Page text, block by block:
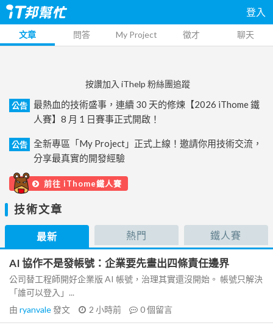
登入
文章 問答 My Project 徵才 聊天
按讚加入 iThelp 粉絲團追蹤
公告
最熱血的技術盛事，連續 30 天的修煉【2026 iThome 鐵
人賽】8 月 1 日賽事正式開啟！
公告
全新專區「My Project」正式上線！邀請你用技術交流，
分享最真實的開發經驗
前往 iThome鐵人賽
技術文章
最新 熱門 鐵人賽
AI 協作不是發帳號：企業要先畫出四條責任邊界
公司替工程師開好企業版 AI 帳號，治理其實還沒開始。 帳號只解決
「誰可以登入」...
由 ryanvale發文 2 小時前 0個留言